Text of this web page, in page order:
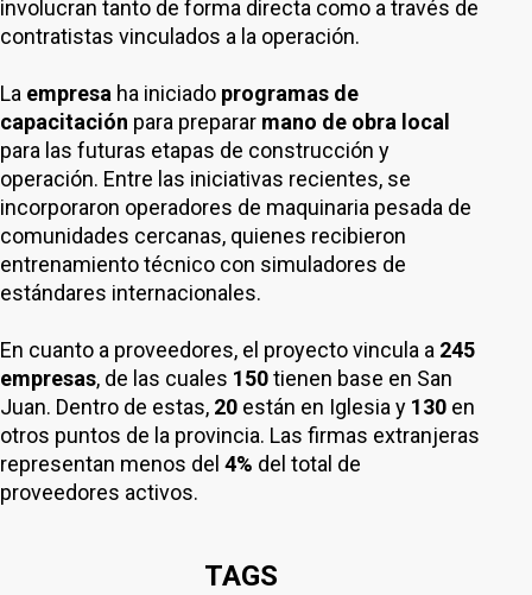
involucran tanto de forma directa como a través de
contratistas vinculados a la operación.
La empresa ha iniciado programas de
capacitación para preparar mano de obra local
para las futuras etapas de construcción y
operación. Entre las iniciativas recientes, se
incorporaron operadores de maquinaria pesada de
comunidades cercanas, quienes recibieron
entrenamiento técnico con simuladores de
estándares internacionales.
En cuanto a proveedores, el proyecto vincula a 245
empresas, de las cuales 150tienen base en San
Juan. Dentro de estas, 20 están en Iglesia y 130 en
otros puntos de la provincia. Las firmas extranjeras
representan menos del 4% del total de
proveedores activos.
TAGS